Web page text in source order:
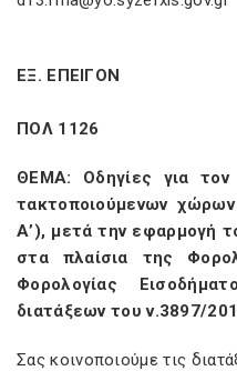
EΞ. ΕΠΕΙΓΟΝ
ΠΟΛ 1126
ΘΕΜΑ: Οδηγίες για
τακτοποιούμενων
Α’), μετά την εφαρμογή
στα πλαίσια της
Φορολογίας
διατάξεων του ν.3897/
Σας κοινοποιούμε τις